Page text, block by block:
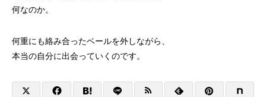
何なのか。
何重にも絡み合ったベールを外しながら、
本当の自分に出会っていくのです。